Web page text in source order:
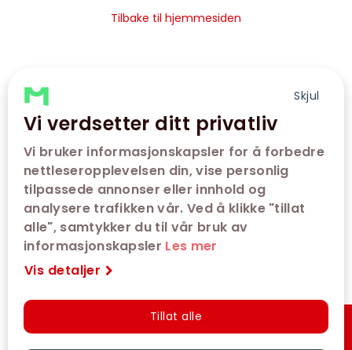
Skjul
Vi verdsetter ditt privatliv
Vi bruker informasjonskapsler for å forbedre
nettleseropplevelsen din, vise personlig
tilpassede annonser eller innhold og
analysere trafikken vår. Ved å klikke "tillat
alle", samtykker du til vår bruk av
informasjonskapsler Les mer
Vis detaljer
Tillat alle
Tilbake til hjemmesiden